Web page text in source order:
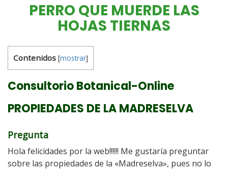
PERRO QUE MUERDE LAS
HOJAS TIERNAS
Contenidos [mostrar]
Consultorio Botanical-Online
PROPIEDADES DE LA MADRESELVA
Pregunta
Hola felicidades por la web!!!!!! Me gustaría preguntar
sobre las propiedades de la «Madreselva», pues no lo